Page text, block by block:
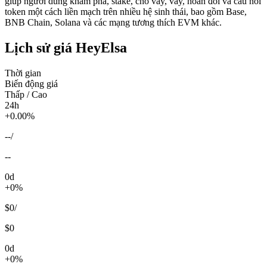
token một cách liền mạch trên nhiều hệ sinh thái, bao gồm Base,
BNB Chain, Solana và các mạng tương thích EVM khác.
Lịch sử giá HeyElsa
Thời gian
Biến động giá
Thấp / Cao
24h
+0.00%
--/
--
0d
+0%
$0/
$0
0d
+0%